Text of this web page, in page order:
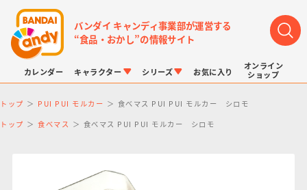
バンダイ キャンディ事業部が運営する
“食品・おかし”の情報サイト
カレンダー キャラクター
LINK TRAVELERS プリキュアシリーズ
シリーズ
チョコボックス チョコサプ
お気に入り
オンライン
ショップ
トップ PUI PUI モルカー 食べマス PUI PUI モルカー シロモ
トップ 食べマス 食べマス PUI PUI モルカー シロモ